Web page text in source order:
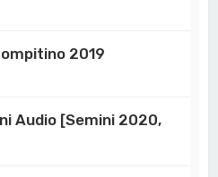
2019
Audio [Semini 2020,